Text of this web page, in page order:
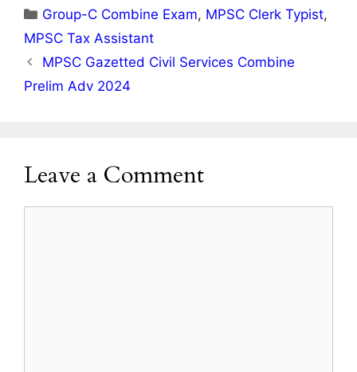
Categories
Group-C Combine Exam, MPSC Clerk Typist,
MPSC Tax Assistant
MPSC Gazetted Civil Services Combine
Prelim Adv 2024
Leave a Comment